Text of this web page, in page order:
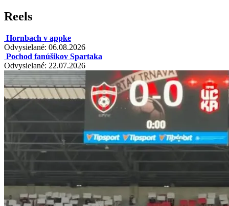
Reels
Hornbach v appke
Odvysielané: 06.08.2026
Pochod fanúšikov Spartaka
Odvysielané: 22.07.2026